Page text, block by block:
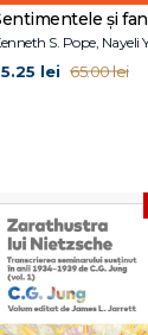
lei 65.00 lei